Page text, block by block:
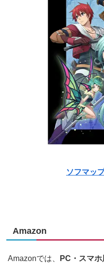
ソフマッ
Amazon
Amazonでは、
PC・スマ